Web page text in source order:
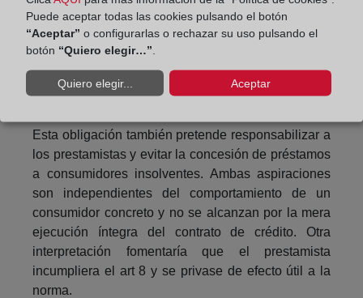
sobreendeudamiento y la insolvencia contribuye al
objetivo de la Directiva: armonización completa e
imperativa para garantizar a todos los
protección y facilitar un mercado interior eficaz de
Esta obligación también pretende responsabilizar a
los prestamistas y evitar la concesión de préstamos
a consumidores insolventes. Ambas aspiraciones
son independientes del comportamiento de un
consumidor concreto y no se alcanzan por la mera
ejecución íntegra del contrato de crédito. Otra
interpretación fomentaría que el prestamista
incumpliera el art 8 y se privase de efecto útil a la
norma.
Puede aceptar todas las cookies pulsando el botón
“Aceptar” o configurarlas o rechazar su uso pulsando el
botón “Quiero elegir…”
Quiero elegir... Aceptar